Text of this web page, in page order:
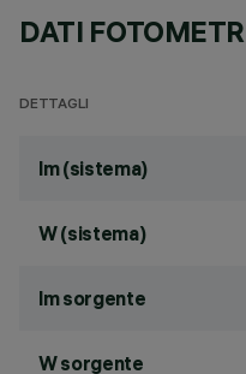
DATI
DETTAGLI
lm (sistema)
W (sistema)
lm sorgente
W sorgente